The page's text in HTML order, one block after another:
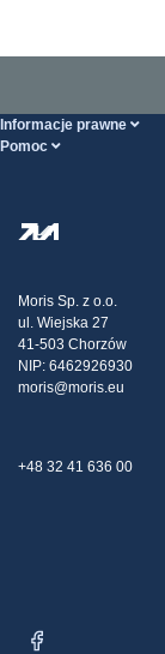
Informacje prawne
Pomoc
Transport
Reklamacje
Moris Sp. z o.o.
ul. Wiejska 27
41-503 Chorzów
NIP: 6462926930
moris@moris.eu
+48 32 41 636 00